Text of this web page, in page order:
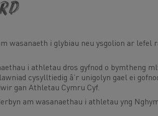
wasanaeth i glybiau neu ysgolion ar lefel
i athletau dros gyfnod o bymtheng
cysylltiedig â’r unigolyn gael ei
gan Athletau Cymru Cyf.
am wasanaethau i athletau yng